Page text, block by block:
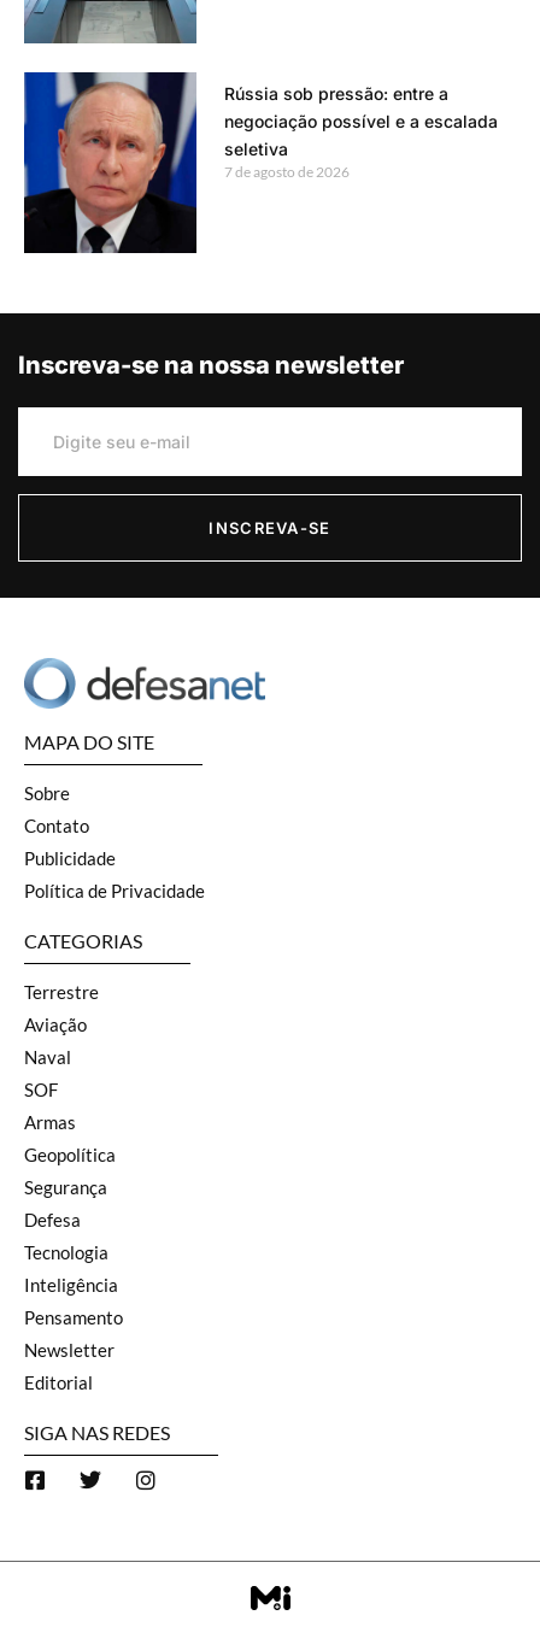
Rússia sob pressão: entre a
negociação possível e a escalada
seletiva
7 de agosto de 2026
Inscreva-se na nossa newsletter
INSCREVA-SE
MAPA DO SITE
Sobre
Contato
Publicidade
Política de Privacidade
CATEGORIAS
Terrestre
Aviação
Naval
SOF
Armas
Geopolítica
Segurança
Defesa
Tecnologia
Inteligência
Pensamento
Newsletter
Editorial
SIGA NAS REDES